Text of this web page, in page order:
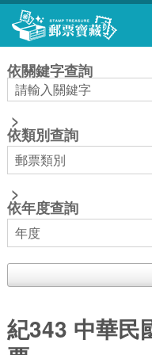
跳到主要內容區塊
依關鍵字查詢
>
依類別查詢
>
依年度查詢
紀343 中華民